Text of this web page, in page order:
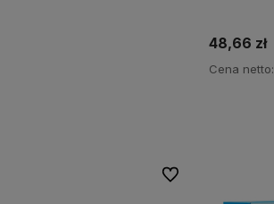
48,66 zł
Cena netto:
Do ulubionych